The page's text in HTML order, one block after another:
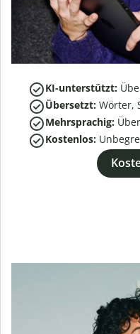
KI-unterstützt:
Übersetzt: Wörter,
Mehrsprachig: Über
Kostenlos: